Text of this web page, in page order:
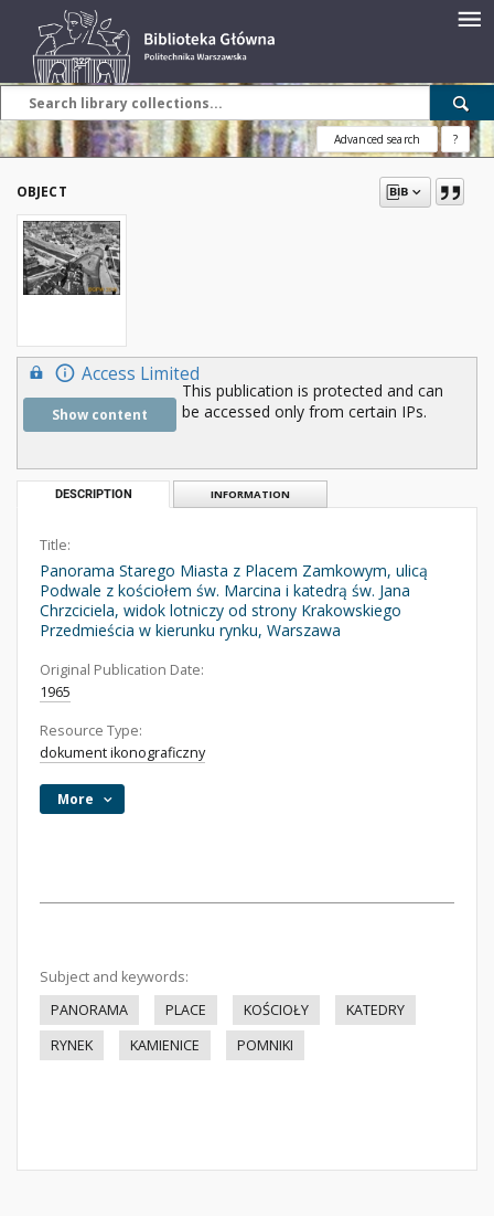
Advanced search ?
OBJECT
Access Limited
Show content
This publication is protected and can
be accessed only from certain IPs.
DESCRIPTION INFORMATION
Title:
Panorama Starego Miasta z Placem Zamkowym, ulicą
Podwale z kościołem św. Marcina i katedrą św. Jana
Chrzciciela, widok lotniczy od strony Krakowskiego
Przedmieścia w kierunku rynku, Warszawa
Original Publication Date:
1965
Resource Type:
dokument ikonograficzny
More
Subject and keywords:
PANORAMA
PLACE KOŚCIOŁY
KATEDRY
RYNEK
KAMIENICE POMNIKI